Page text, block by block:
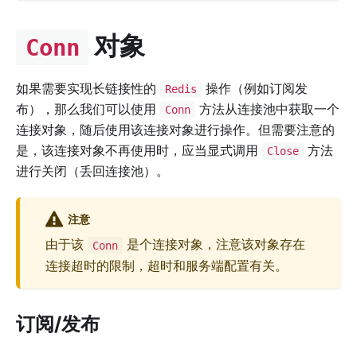
Conn 对象
如果需要实现长链接性的 Redis
操作（例如订阅发
布），那么我们可以使用
Conn
方法从连接池中获取一个
连接对象，随后使用该连接对象进行操作。但需要注意的
是，该连接对象不再使用时，应当显式调用
Close
方法
进行关闭（丢回连接池）。
注意
由于该 Conn
是个连接对象，注意该对象存在
连接超时的限制，超时和服务端配置有关。
订阅/发布